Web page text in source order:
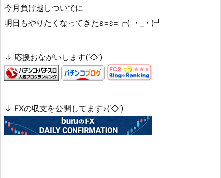
今月負け越しついでに
明日もやりたくなってきたε=ε=┏( ・_・)┛
↓ 応援おながいします(‘◇’)ゞ
↓ FXの収支を公開してます♪(‘◇’)ゞ